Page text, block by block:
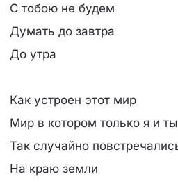
С тобою не будем
Думать до завтра
До утра
Как устроен этот мир
Мир в котором только я и ты
Так случайно
На краю земли